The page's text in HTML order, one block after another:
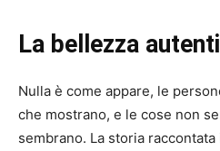
La bellezza
Nulla è come appare, le
che mostrano, e le cose non
sembrano. La storia